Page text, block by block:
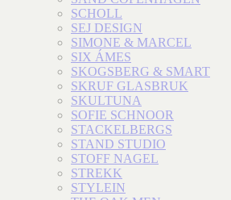
SCHOLL
SEJ DESIGN
SIMONE & MARCEL
SIX ÁMES
SKOGSBERG & SMART
SKRUF GLASBRUK
SKULTUNA
SOFIE SCHNOOR
STACKELBERGS
STAND STUDIO
STOFF NAGEL
STREKK
STYLEIN